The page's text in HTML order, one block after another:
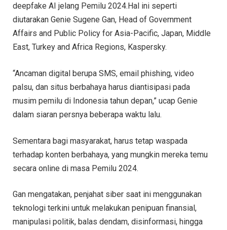
deepfake AI jelang Pemilu 2024.Hal ini seperti
diutarakan Genie Sugene Gan, Head of Government
Affairs and Public Policy for Asia-Pacific, Japan, Middle
East, Turkey and Africa Regions, Kaspersky.
“Ancaman digital berupa SMS, email phishing, video
palsu, dan situs berbahaya harus diantisipasi pada
musim pemilu di Indonesia tahun depan,” ucap Genie
dalam siaran persnya beberapa waktu lalu.
Sementara bagi masyarakat, harus tetap waspada
terhadap konten berbahaya, yang mungkin mereka temu
secara online di masa Pemilu 2024.
Gan mengatakan, penjahat siber saat ini menggunakan
teknologi terkini untuk melakukan penipuan finansial,
manipulasi politik, balas dendam, disinformasi, hingga